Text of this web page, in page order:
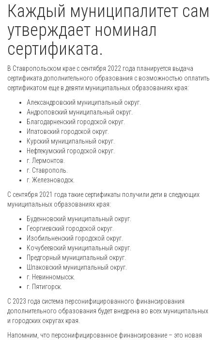
Каждый муниципалитет сам
утверждает номинал
сертификата.
В Ставропольском крае с сентября 2022 года планируется выдача
сертификата дополнительного образования с возможностью оплатить
сертификатом еще в девяти муниципальных образованиях края:
Александровский муниципальный округ.
Андроповский муниципальный округ.
Благодарненский городской округ.
Ипатовский городской округ.
Курский муниципальный округ.
Нефтекумский городской округ.
г. Лермонтов.
г. Ставрополь.
г. Железноводск.
С сентября 2021 года такие сертификаты получили дети в следующих
муниципальных образованиях края:
Буденновский муниципальный округ.
Георгиевский городской округ.
Изобильненский городской округ.
Кочубеевский муниципальный округ.
Предгорный муниципальный округ.
Шпаковский муниципальный округ.
г. Невинномысск.
г. Пятигорск.
С 2023 года система персонифицированного финансирования
дополнительного образования будет внедрена во всех муниципальных
и городских округах края.
Напомним, что персонифицированное финансирование – это новая